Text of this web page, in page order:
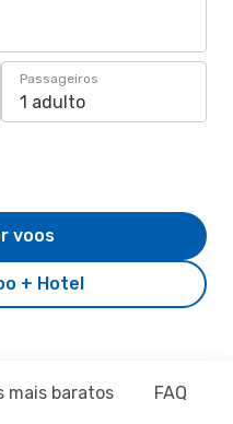
Passageiros
1 adulto
+ Hotel
voos
mais baratos FAQ